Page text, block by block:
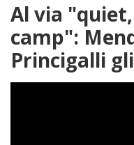
Al via
camp":
Princigalli